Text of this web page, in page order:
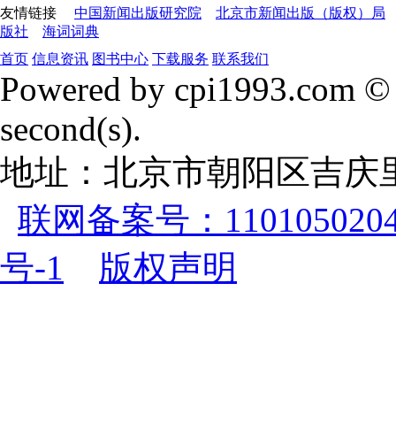
友情链接 中国新闻出版研究院
北京市新闻出版（版权）局
版社
海词词典
首页 信息资讯 图书中心 下载服务 联系我们
Powered by cpi1993.com
second(s).
地址：北京市朝阳区吉庆
联网备案号：
号-1
版权声明